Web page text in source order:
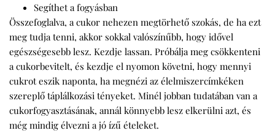
Segíthet a fogyásban
Összefoglalva, a cukor nehezen megtörhető szokás, de ha ezt
meg tudja tenni, akkor sokkal valószínűbb, hogy idővel
egészségesebb lesz. Kezdje lassan. Próbálja meg csökkenteni
a cukorbevitelt, és kezdje el nyomon követni, hogy mennyi
cukrot eszik naponta, ha megnézi az élelmiszercímkéken
szereplő táplálkozási tényeket. Minél jobban tudatában van a
cukorfogyasztásának, annál könnyebb lesz elkerülni azt, és
még mindig élvezni a jó ízű ételeket.